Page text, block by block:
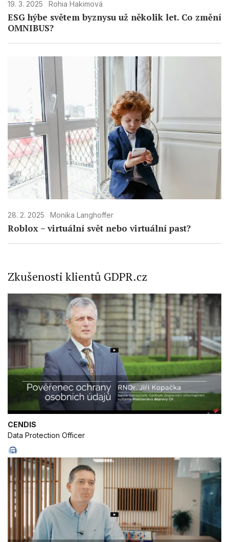
19. 3. 2025 Rohia Hakimová
ESG hýbe světem byznysu už několik let. Co změní
OMNIBUS?
28. 2. 2025 Monika Langhoffer
Roblox – virtuální svět nebo virtuální past?
Zkušenosti klientů GDPR.cz
CENDIS
Data Protection Officer